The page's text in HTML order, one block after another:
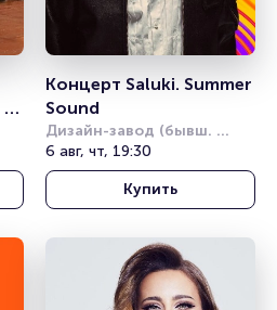
Концерт Saluki. Summer
Sound
Дизайн-завод (бывш.
Урбан)
6 авг, чт, 19:30
Купить